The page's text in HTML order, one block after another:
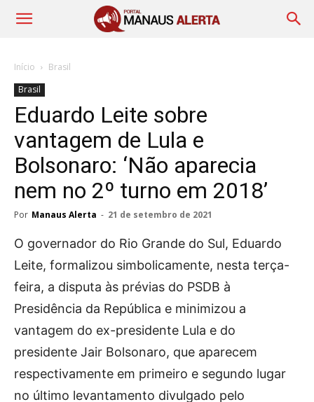
Início
Brasil
Brasil
Eduardo Leite sobre
vantagem de Lula e
Bolsonaro: ‘Não aparecia
nem no 2º turno em 2018’
Por Manaus Alerta - 21 de setembro de 2021
O governador do Rio Grande do Sul, Eduardo
Leite, formalizou simbolicamente, nesta terça-
feira, a disputa às prévias do PSDB à
Presidência da República e minimizou a
vantagem do ex-presidente Lula e do
presidente Jair Bolsonaro, que aparecem
respectivamente em primeiro e segundo lugar
no último levantamento divulgado pelo